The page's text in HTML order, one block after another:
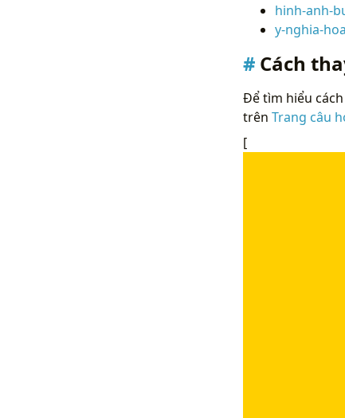
hinh-anh-
y-nghia-
Cách
Để tìm hiểu
trên Trang câu
[